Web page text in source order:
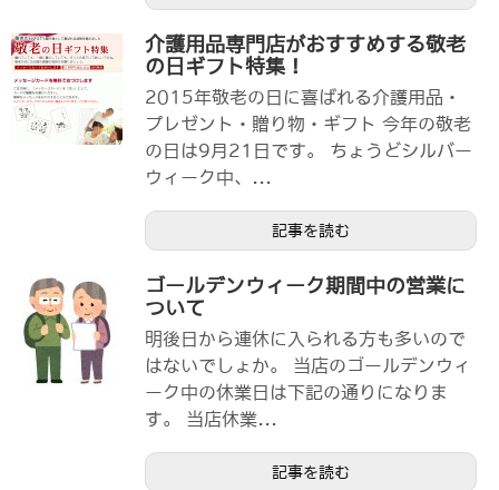
介護用品専門店がおすすめする敬老
の日ギフト特集！
2015年敬老の日に喜ばれる介護用品・
プレゼント・贈り物・ギフト 今年の敬老
の日は9月21日です。 ちょうどシルバー
ウィーク中、...
記事を読む
ゴールデンウィーク期間中の営業に
ついて
明後日から連休に入られる方も多いので
はないでしょか。 当店のゴールデンウィ
ーク中の休業日は下記の通りになりま
す。 当店休業...
記事を読む